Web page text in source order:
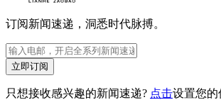
订阅新闻速递，洞悉时代脉搏。
立即订阅
只想接收感兴趣的新闻速递? 点击设置您的